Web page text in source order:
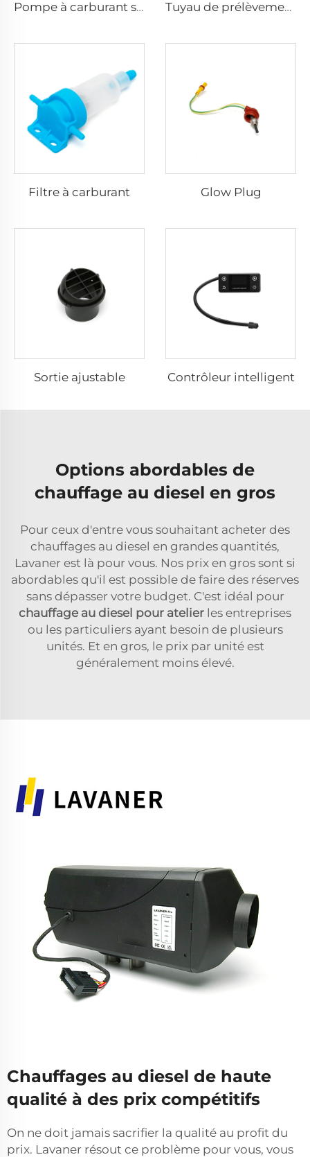
Pompe à carburant silencieuse Tuyau de prélèvement de carburant - Pour voiture et fourgon
Filtre à carburant Glow Plug
Sortie ajustable Contrôleur intelligent
Options abordables de
chauffage au diesel en gros
Pour ceux d'entre vous souhaitant acheter des
chauffages au diesel en grandes quantités,
Lavaner est là pour vous. Nos prix en gros sont si
abordables qu'il est possible de faire des réserves
sans dépasser votre budget. C'est idéal pour
chauffage au diesel pour atelier les entreprises
ou les particuliers ayant besoin de plusieurs
unités. Et en gros, le prix par unité est
généralement moins élevé.
Chauffages au diesel de haute
qualité à des prix compétitifs
On ne doit jamais sacrifier la qualité au profit du
prix. Lavaner résout ce problème pour vous, vous